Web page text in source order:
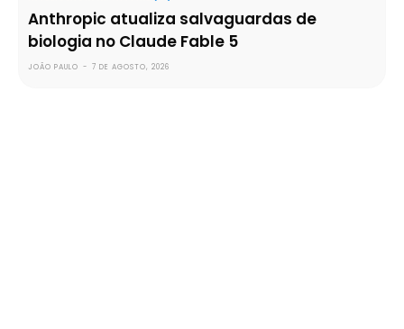
Anthropic atualiza salvaguardas de
biologia no Claude Fable 5
JOÃO PAULO - 7 DE AGOSTO, 2026